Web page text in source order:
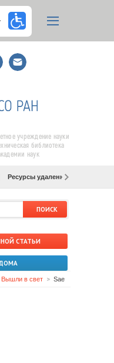
E-
mail
подписка
учреждение науки
библиотека
наук
Ресурсы удаленного доступа
СТАТЬИ
Вышли в свет Sae